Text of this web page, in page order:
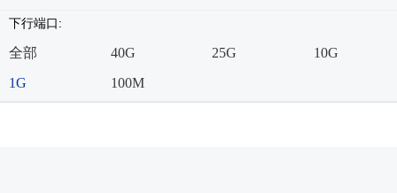
下行端口:
全部 40G 25G
10G
1G
100M